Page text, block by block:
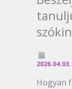
2026.04.03.
Hogyan